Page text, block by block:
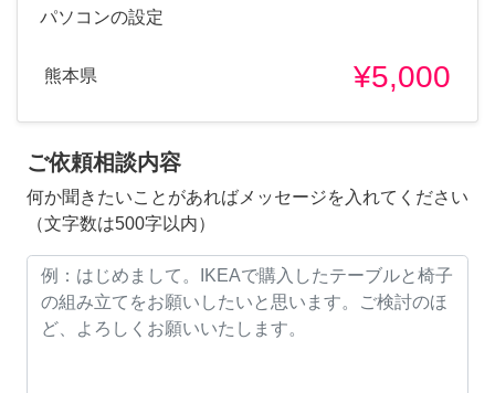
パソコンの設定
熊本県 ¥5,000
ご依頼相談内容
何か聞きたいことがあればメッセージを入れてください
（文字数は500字以内）